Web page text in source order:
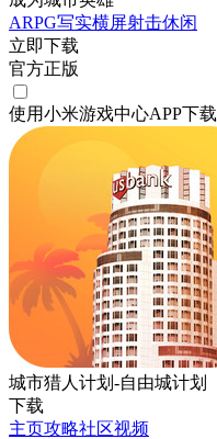
ARPG写实横屏射击休闲
立即下载
官方正版
使用小米游戏中心APP下载
城市猎人计划-自由城计划
下载
主页攻略社区视频